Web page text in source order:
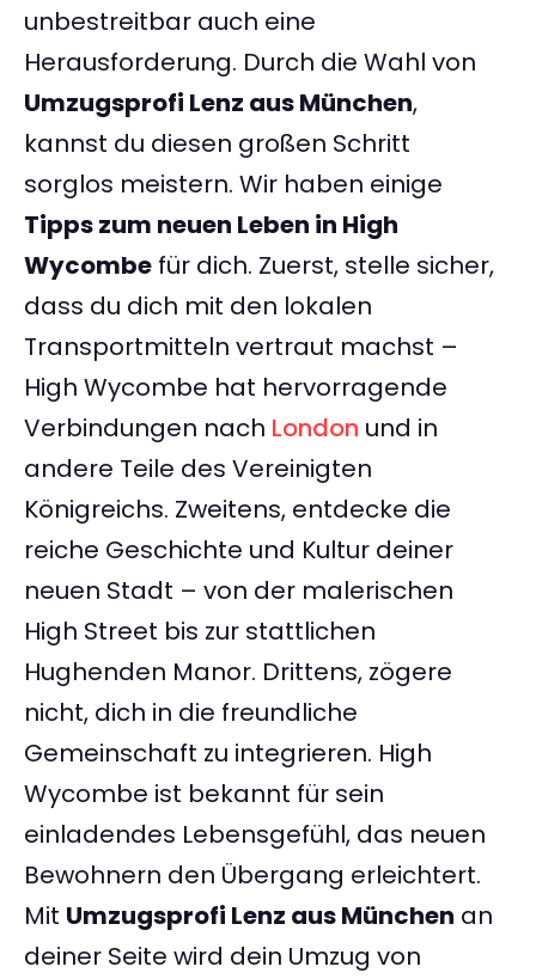
unbestreitbar auch eine
Herausforderung. Durch die Wahl von
Umzugsprofi Lenz aus München,
kannst du diesen großen Schritt
sorglos meistern. Wir haben einige
Tipps zum neuen Leben in High
Wycombe für dich. Zuerst, stelle sicher,
dass du dich mit den lokalen
Transportmitteln vertraut machst –
High Wycombe hat hervorragende
Verbindungen nach London und in
andere Teile des Vereinigten
Königreichs. Zweitens, entdecke die
reiche Geschichte und Kultur deiner
neuen Stadt – von der malerischen
High Street bis zur stattlichen
Hughenden Manor. Drittens, zögere
nicht, dich in die freundliche
Gemeinschaft zu integrieren. High
Wycombe ist bekannt für sein
einladendes Lebensgefühl, das neuen
Bewohnern den Übergang erleichtert.
Mit Umzugsprofi Lenz aus München an
deiner Seite wird dein Umzug von